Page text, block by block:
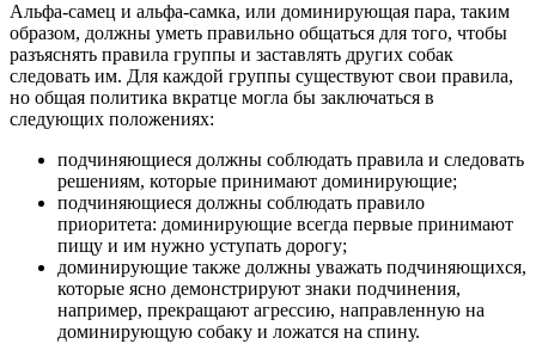
Альфа-самец и альфа-самка, или доминирующая пара, таким
образом, должны уметь правильно общаться для того, чтобы
разъяснять правила группы и заставлять других собак
следовать им. Для каждой группы существуют свои правила,
но общая политика вкратце могла бы заключаться в
следующих положениях:
подчиняющиеся должны соблюдать правила и следовать
решениям, которые принимают доминирующие;
подчиняющиеся должны соблюдать правило
приоритета: доминирующие всегда первые принимают
пищу и им нужно уступать дорогу;
доминирующие также должны уважать подчиняющихся,
которые ясно демонстрируют знаки подчинения,
например, прекращают агрессию, направленную на
доминирующую собаку и ложатся на спину.